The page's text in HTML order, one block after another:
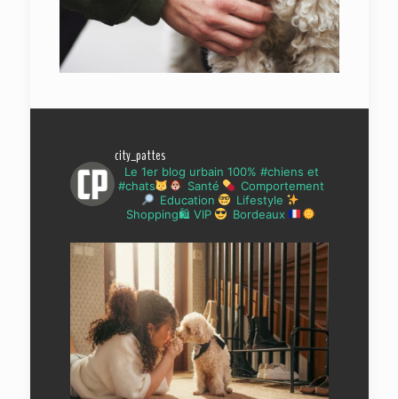
city_pattes
Le 1er blog urbain 100% #chiens et
#chats
Santé
Comportement
Education
Lifestyle
Shopping🛍 VIP
Bordeaux